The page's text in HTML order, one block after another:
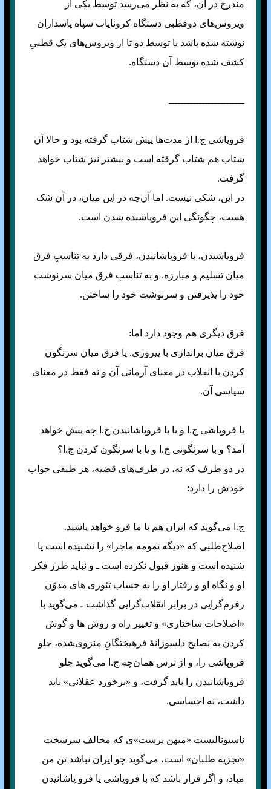
مندرج در آن، که به نظر می‌رسد توسط یکی از
ویروس‌های دوقطبی دستگاه کرونایاب سپاه پاسداران
نوشته شده باشد یا توسط دو تا از ویروس‌های یک قطبیِ
کشف شده توسط آن دستگاه.
ـــــــــــــــــــــــــ
فروپاشی ج.ا از مدت‌ها پیش شتاب گرفته بود و حالا آن
شتاب هم شتاب گرفته است و بیشتر نیز شتاب خواهد
گرفت.
در این، شکی نیست. اما آن‌چه در این میان، در آن شک
هست، چگونگی این فروپاشیده شدن است.
فروپاشیدن، با فروپاشانیدن، فرقی دارد به تناسبِ فرق
میان تسلیم و مبارزه. و به تناسبِ فرق میان سرنوشت
خود را پذیرفتن و سرنوشت خود را ساختن.
فرق دیگری هم وجود دارد اما:
فرق میان براندازی با پیروزی. یا فرق میان سرنگون
کردن با انقلاب در معنای آرمانی آن و نه فقط در معنای
سیاسی آن.
با فروپاشی ج.ا و یا با فروپاشانیدن ج.ا چه پیش خواهد
آمد؟ و با سرنگونی ج.ا و یا با سرنگون کردن ج.ا؟
در دو طرف که نه، در طرف‌های قضیه، هر طیفی جواب
خودش را دارد:
ج.ا می‌گوید که ایران هم با ما فرو خواهد پاشید.
اصلاح‌طلبی که «دیگه تمومه ماجرا» را نشنیده است یا
شنیده است و هنوز قبول نکرده است ـ و نباید طرز فکر
او و نگاه او و رفتار او را به حساب تئوری های مدوّن
رفرم‌گرایی در برابر انقلاب‌گرایی گذاشت ـ می‌گوید با
«اصلاحات ساختاری» و تغییر راه و روش ها و گوش
کردن به نصایح دلسوزانهٔ فرهیختگانِ منزوی‌شده، جلو
فروپاشی را، و از ترس همان‌چه ج.ا می‌گوید جلو
فروپاشانیدن را باید گرفت، و «برخورد عقلانی» باید
داشت، نه احساسی.
ناسیونالیست «میهن پرست»ی که مخالف سرسخت
«تجزیه طلبان» است، می‌گوید چو ایران نباشد تن من
مباد، و اگر قرار باشد که با فروپاشی یا فرو پاشانیدن